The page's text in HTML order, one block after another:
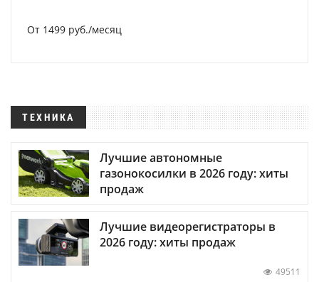
От 1499 руб./месяц
ТЕХНИКА
Лучшие автономные
газонокосилки в 2026 году: хиты
продаж
Лучшие видеорегистраторы в
2026 году: хиты продаж
49511